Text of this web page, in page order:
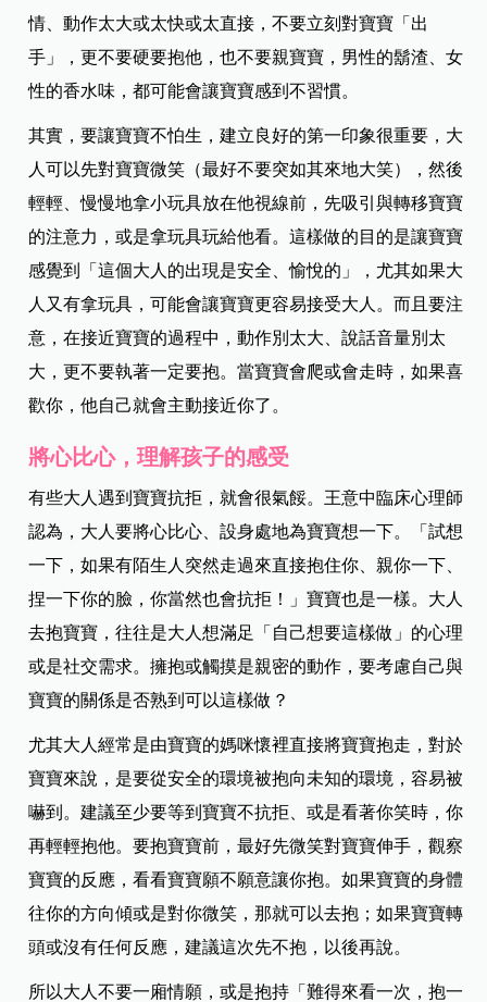
情、動作太大或太快或太直接，不要立刻對寶寶「出
手」，更不要硬要抱他，也不要親寶寶，男性的鬍渣、女
性的香水味，都可能會讓寶寶感到不習慣。
其實，要讓寶寶不怕生，建立良好的第一印象很重要，大
人可以先對寶寶微笑（最好不要突如其來地大笑），然後
輕輕、慢慢地拿小玩具放在他視線前，先吸引與轉移寶寶
的注意力，或是拿玩具玩給他看。這樣做的目的是讓寶寶
感覺到「這個大人的出現是安全、愉悅的」，尤其如果大
人又有拿玩具，可能會讓寶寶更容易接受大人。而且要注
意，在接近寶寶的過程中，動作別太大、說話音量別太
大，更不要執著一定要抱。當寶寶會爬或會走時，如果喜
歡你，他自己就會主動接近你了。
將心比心，理解孩子的感受
有些大人遇到寶寶抗拒，就會很氣餒。王意中臨床心理師
認為，大人要將心比心、設身處地為寶寶想一下。「試想
一下，如果有陌生人突然走過來直接抱住你、親你一下、
捏一下你的臉，你當然也會抗拒！」寶寶也是一樣。大人
去抱寶寶，往往是大人想滿足「自己想要這樣做」的心理
或是社交需求。擁抱或觸摸是親密的動作，要考慮自己與
寶寶的關係是否熟到可以這樣做？
尤其大人經常是由寶寶的媽咪懷裡直接將寶寶抱走，對於
寶寶來說，是要從安全的環境被抱向未知的環境，容易被
嚇到。建議至少要等到寶寶不抗拒、或是看著你笑時，你
再輕輕抱他。要抱寶寶前，最好先微笑對寶寶伸手，觀察
寶寶的反應，看看寶寶願不願意讓你抱。如果寶寶的身體
往你的方向傾或是對你微笑，那就可以去抱；如果寶寶轉
頭或沒有任何反應，建議這次先不抱，以後再說。
所以大人不要一廂情願，或是抱持「難得來看一次，抱一